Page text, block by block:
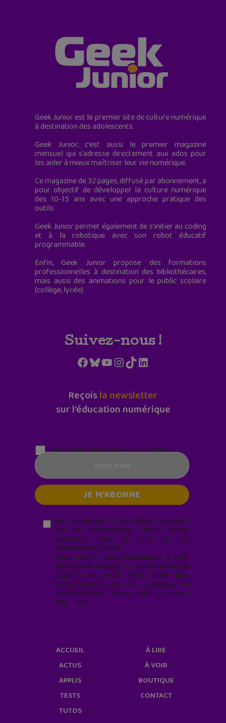
Geek Junior est le premier site de culture numérique
à destination des adolescents.
Geek Junior, c’est aussi le premier magazine
mensuel qui s’adresse directement aux ados pour
les aider à mieux maîtriser leur vie numérique.
Ce magazine de 32 pages, diffusé par abonnement, a
pour objectif de développer la culture numérique
des 10-15 ans avec une approche pratique des
outils.
Geek Junior permet également de s'initier au coding
et à la robotique avec son robot éducatif
programmable.
Enfin, Geek Junior propose des formations
professionnelles à destination des bibliothécaires,
mais aussi des animations pour le public scolaire
(collège, lycée).
Suivez-nous !
Facebook
Bluesky
YouTube
Instagram
TikTokLinkedIn
Reçoisla newsletter
sur l'éducation numérique
Parentalité numérique (le lundi matin)
En soumettant ce formulaire, j’accepte
que les informations saisies soient
exploitées* dans le cadre de ma
demande de contact.
Vous pouvez vous désabonner à tout
moment en cliquant sur le lien en bas de
page de nos emails. Pour obtenir plus
d'informations sur nos pratiques de
confidentialité, rendez-vous sur notre
site web
ACCUEIL
ACTUS
APPLIS
TESTS
TUTOS
À LIRE
À VOIR
BOUTIQUE
CONTACT